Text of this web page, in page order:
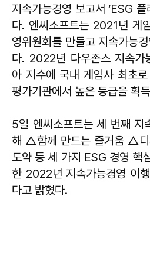
지속가능경영 보고서 ‘ESG
다. 엔씨소프트는 2021년 게
영위원회를 만들고 지속가능
다. 2022년 다우존스 지속가
아 지수에 국내 게임사 최초
평가기관에서 높은 등급을 획
5일 엔씨소프트는 세 번째 지
해 △함께 만드는 즐거움 △
도약 등 세 가지 ESG 경영 핵
한 2022년 지속가능경영 이
다고 밝혔다.